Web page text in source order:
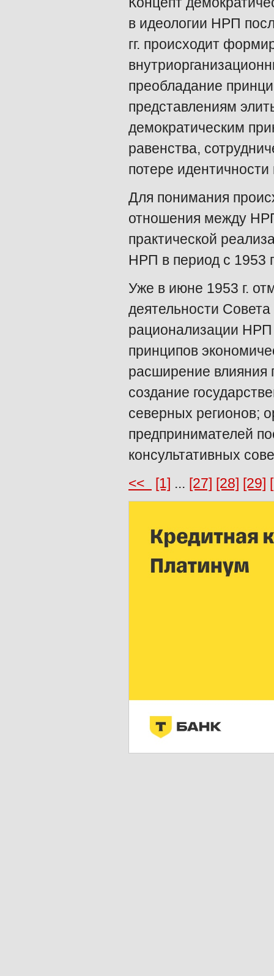
в идеологии НРП
гг. происходит
преобладание
представлениям
демократическим
равенства,
потере
Для понимания
отношения между
практической
НРП в период с 1953
Уже в июне 1953 г.
деятельности
рационализации
принципов
расширение влияния
создание
северных регионов;
предпринимателей
консультативных
<<
[1] ... [27] [28] [29]